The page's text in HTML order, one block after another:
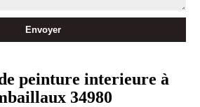
peinture interieure à
34980